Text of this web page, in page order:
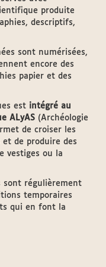
produite
descriptifs,
sont numérisées,
encore des
papier et des
est intégré au
ALyAS (Archéologie
de croiser les
de produire des
vestiges ou la
sont régulièrement
temporaires
qui en font la